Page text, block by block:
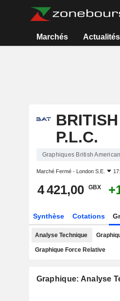
Marchés Actualités
P.L.C.
Graphiques British
Marché Fermé - London S.E.
4 421,00 GBX
Synthèse Cotations
Analyse Technique
Graphique Force Relative
Graphique: Analyse